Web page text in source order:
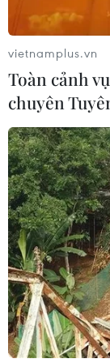
phiếu SpaceX
tiền" cho AI
05/08/2026 06:51
Phố Wall lập
của nhóm cổ
05/08/2026 00:37
Tỷ phú Jeff
phiếu
04/08/2026 23:29
Phố Wall lập
vietnamplus.vn
Toàn cảnh
chuyên